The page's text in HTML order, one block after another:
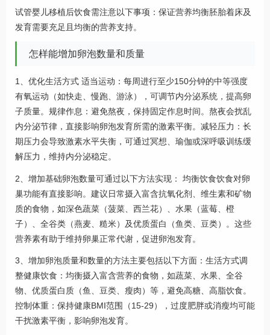
试管婴儿移植后饮食需注意以下事项：保证营养均衡胚胎着床及
发育需要充足且均衡的营养支持。
怎样能增加卵泡数量和质量
1、优化生活方式 适当运动：每周进行至少150分钟的中等强度
有氧运动（如快走、慢跑、游泳），可调节内分泌系统，提高卵
子质量。规律作息：避免熬夜，保持固定作息时间。熬夜会扰乱
内分泌节律，直接影响卵泡发育所需的激素平衡。减轻压力：长
期压力会导致激素水平失衡，可通过冥想、瑜伽或深呼吸训练缓
解压力，维持内分泌稳定。
2、增加基础卵泡数量可通过以下方法实现： 均衡饮食饮食对卵
巢功能有直接影响。建议日常摄入富含抗氧化剂、维生素和矿物
质的食物，如深色蔬菜（菠菜、西兰花）、水果（蓝莓、橙
子）、全谷类（燕麦、糙米）及优质蛋白（鱼类、豆类）。这些
营养素有助于维持卵巢正常代谢，促进卵泡发育。
3、增加卵泡质量和数量的方法主要包括以下方面：生活方式调
整健康饮食：均衡摄入富含营养的食物，如蔬菜、水果、全谷
物、优质蛋白质（鱼、豆类、瘦肉）等，避免高糖、高脂饮食。
控制体重：保持健康BMI范围（15-29），过度肥胖或消瘦均可能
干扰激素平衡，影响卵泡发育。